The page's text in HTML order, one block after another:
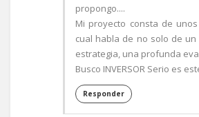
propongo....
Mi proyecto consta de
cual habla de no solo de
estrategia, una profunda
Busco INVERSOR Serio es
Responder